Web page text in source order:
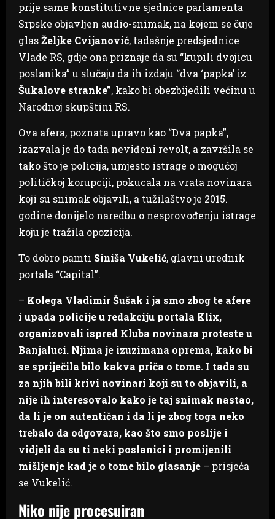
prije same konstitutivne sjednice parlamenta
Srpske objavljen audio-snimak, na kojem se čuje
glasŽeljke Cvijanović, tadašnje predsjednice
Vlade RS, gdje ona priznaje da su “kupili dvojicu
poslanika” u slučaju da ih izdaju “dva ‘papka’ iz
Šukalove stranke”, kako bi obezbijedili većinu u
Narodnoj skupštini RS.
Ova afera, poznata upravo kao “Dva papka”,
izazvala je do tada neviđeni revolt, a završila se
tako što je policija, umjesto istrage o mogućoj
političkoj korupciji, pokucala na vrata novinara
koji su snimak objavili, a tužilaštvo je 2015.
godine donijelo naredbu o nesprovođenju istrage
koju je tražila opozicija.
To dobro pamti Siniša Vukelić, glavni urednik
portala “Capital”.
– Kolega Vladimir Šušak i ja smo zbog te afere
i upada policije u redakciju portala Klix,
organizovali ispred Kluba novinara proteste u
Banjaluci. Njima je izuzimana oprema, kako bi
se spriječila bilo kakva priča o tome. I tada su
za njih bili krivi novinari koji su to objavili, a
nije ih interesovalo kako je taj snimak nastao,
da li je on autentičan i da li je zbog toga neko
trebalo da odgovara, kao što smo poslije i
vidjeli da su ti neki poslanici i promijenili
mišljenje kad je o tome bilo glasanje – prisjeća
se Vukelić.
Niko nije procesuiran